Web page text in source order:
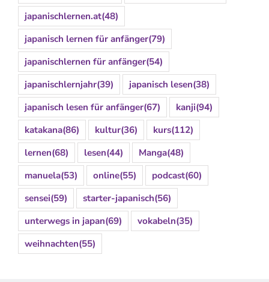
japanischlernen.at(48)
japanisch lernen für anfänger(79)
japanischlernen für anfänger(54)
japanischlernjahr(39) japanisch lesen(38)
japanisch lesen für anfänger(67) kanji(94)
katakana(86) kultur(36) kurs(112)
lernen(68) lesen(44) Manga(48)
manuela(53) online(55) podcast(60)
sensei(59) starter-japanisch(56)
unterwegs in japan(69) vokabeln(35)
weihnachten(55)